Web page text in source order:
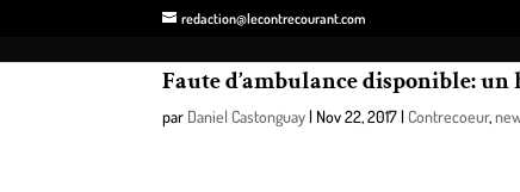
redaction@lecontrecourant.com
Faute d’ambulance disponible:
par Daniel Castonguay| Nov 22, 2017| Contrecoeur,